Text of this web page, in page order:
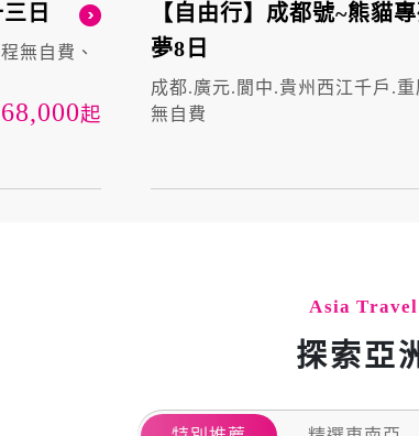
日
無自費、
起
【自由行】成都號~熊貓
夢8日
成都.廣元.閬中.貴州西江千戶.重
無自費
Asia Travel
探索亞